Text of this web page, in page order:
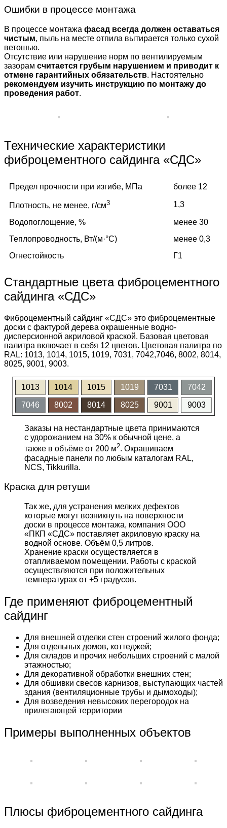
Ошибки в процессе монтажа
В процессе монтажа фасад всегда должен оставаться
чистым, пыль на месте отпила вытирается только сухой
ветошью.
Отсутствие или нарушение норм по вентилируемым
зазорам считается грубым нарушением и приводит к
отмене гарантийных обязательств. Настоятельно
рекомендуем изучить инструкцию по монтажу до
проведения работ.
Технические характеристики
фиброцементного сайдинга «СДС»
Предел прочности при изгибе, МПа более 12
Плотность, не менее, г/см3 1,3
Водопоглощение, %
менее 30
Теплопроводность, Вт/(м·°C)
менее 0,3
Огнестойкость
Г1
Стандартные цвета фиброцементного
сайдинга «СДС»
Фиброцементный сайдинг «СДС» это фиброцементные
доски с фактурой дерева окрашенные водно-
дисперсионной акриловой краской. Базовая цветовая
палитра включает в себя 12 цветов. Цветовая палитра по
RAL: 1013, 1014, 1015, 1019, 7031, 7042,7046, 8002, 8014,
8025, 9001, 9003.
1013 1014 1015 1019 7031 7042
7046 8002 8014 8025 9001 9003
Заказы на нестандартные цвета принимаются
с удорожанием на 30% к обычной цене, а
также в объёме от 200 м2. Окрашиваем
фасадные панели по любым каталогам RAL,
NCS, Tikkurilla.
Краска для ретуши
Так же, для устранения мелких дефектов
которые могут возникнуть на поверхности
доски в процессе монтажа, компания ООО
«ПКП «СДС» поставляет акриловую краску на
водной основе. Объём 0,5 литров.
Хранение краски осуществляется в
отапливаемом помещении. Работы с краской
осуществляются при положительных
температурах от +5 градусов.
Где применяют фиброцементный
сайдинг
Для внешней отделки стен строений жилого фонда;
Для отдельных домов, коттеджей;
Для складов и прочих небольших строений с малой
этажностью;
Для декоративной обработки внешних стен;
Для обшивки свесов карнизов, выступающих частей
здания (вентиляционные трубы и дымоходы);
Для возведения невысоких перегородок на
прилегающей территории
Примеры выполненных объектов
Плюсы фиброцементного сайдинга